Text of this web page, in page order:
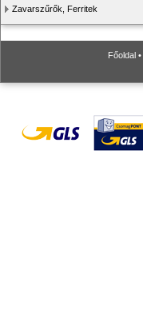
Zavarszűrők, Ferritek
Főoldal •